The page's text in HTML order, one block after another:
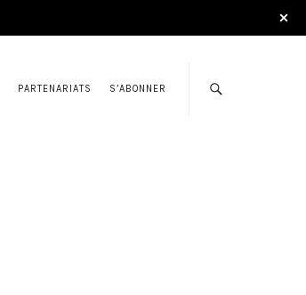
PARTENARIATS S’ABONNER